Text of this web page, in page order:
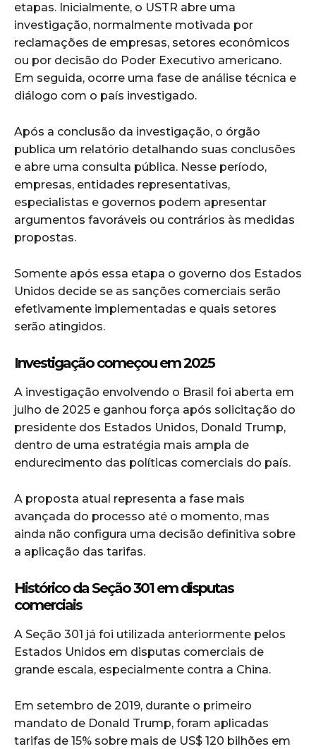
etapas. Inicialmente, o USTR abre uma
investigação, normalmente motivada por
reclamações de empresas, setores econômicos
ou por decisão do Poder Executivo americano.
Em seguida, ocorre uma fase de análise técnica e
diálogo com o país investigado.
Após a conclusão da investigação, o órgão
publica um relatório detalhando suas conclusões
e abre uma consulta pública. Nesse período,
empresas, entidades representativas,
especialistas e governos podem apresentar
argumentos favoráveis ou contrários às medidas
propostas.
Somente após essa etapa o governo dos Estados
Unidos decide se as sanções comerciais serão
efetivamente implementadas e quais setores
serão atingidos.
Investigação começou em 2025
A investigação envolvendo o Brasil foi aberta em
julho de 2025 e ganhou força após solicitação do
presidente dos Estados Unidos, Donald Trump,
dentro de uma estratégia mais ampla de
endurecimento das políticas comerciais do país.
A proposta atual representa a fase mais
avançada do processo até o momento, mas
ainda não configura uma decisão definitiva sobre
a aplicação das tarifas.
Histórico da Seção 301 em disputas
comerciais
A Seção 301 já foi utilizada anteriormente pelos
Estados Unidos em disputas comerciais de
grande escala, especialmente contra a China.
Em setembro de 2019, durante o primeiro
mandato de Donald Trump, foram aplicadas
tarifas de 15% sobre mais de US$ 120 bilhões em